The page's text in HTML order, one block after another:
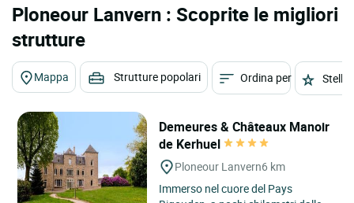
Ploneour Lanvern : Scoprite le migliori
strutture
Mappa Strutture popolari Ordina per Stelle
Demeures & Châteaux Manoir
de Kerhuel
Ploneour Lanvern6 km
Immerso nel cuore del Pays